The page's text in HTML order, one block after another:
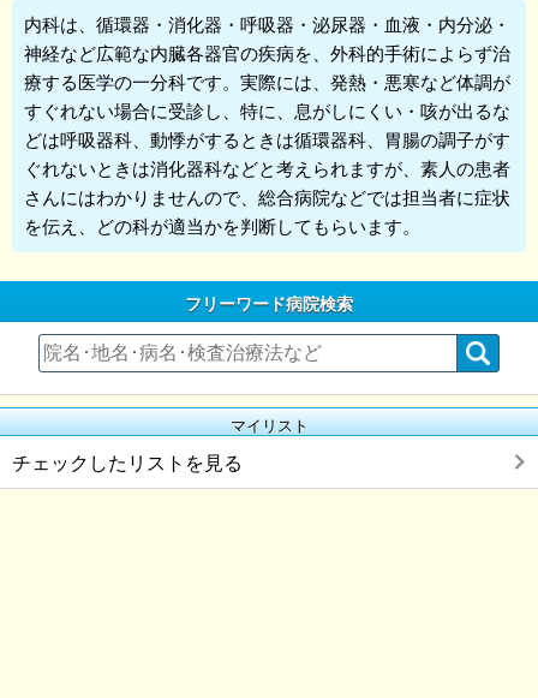
内科は、循環器・消化器・呼吸器・泌尿器・血液・内分泌・
神経など広範な内臓各器官の疾病を、外科的手術によらず治
療する医学の一分科です。実際には、発熱・悪寒など体調が
すぐれない場合に受診し、特に、息がしにくい・咳が出るな
どは呼吸器科、動悸がするときは循環器科、胃腸の調子がす
ぐれないときは消化器科などと考えられますが、素人の患者
さんにはわかりませんので、総合病院などでは担当者に症状
を伝え、どの科が適当かを判断してもらいます。
フリーワード病院検索
マイリスト
チェックしたリストを見る